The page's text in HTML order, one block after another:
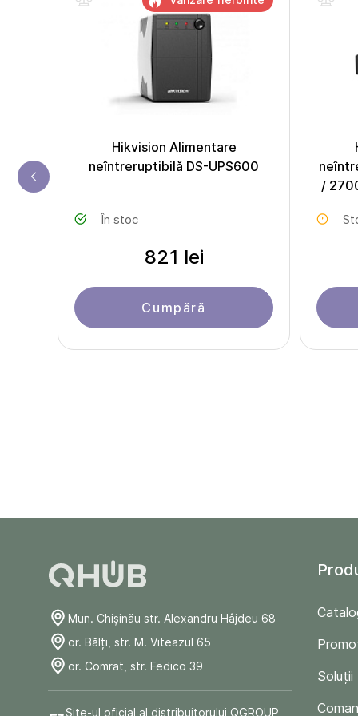
Hikvision Alimentare
neîntreruptibilă DS-UPS600
În stoc
821 lei
Cumpără
/
Mun. Chişinău str. Alexandru Hâjdeu 68
or. Bălți, str. M. Viteazul 65
or. Comrat, str. Fedico 39
Site-ul oficial al distribuitorului QGROUP
Soluții